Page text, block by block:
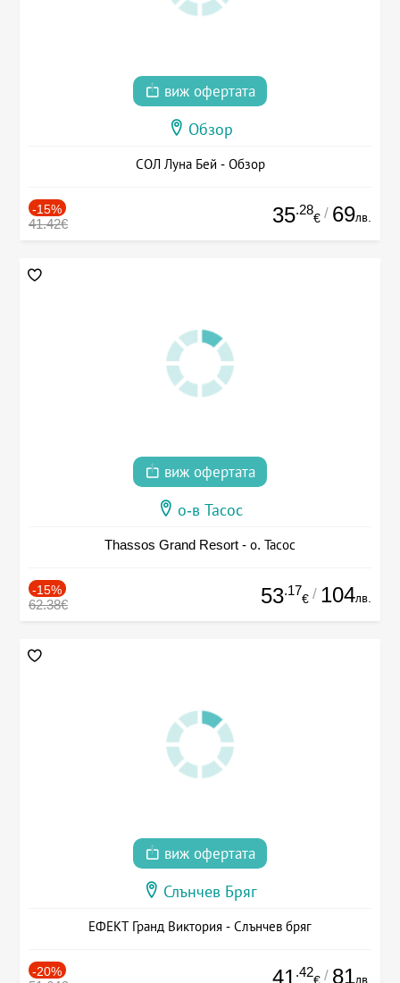
виж офертата
Обзор
СОЛ Луна Бей - Обзор
-15%
41.42€ 35.28
€ / 69лв.
виж офертата
о-в Тасос
Thassos Grand Resort - о. Тасос
-15%
62.38€ 53.17
€ / 104лв.
виж офертата
Слънчев Бряг
ЕФЕКТ Гранд Виктория - Слънчев бряг
-20% 41.42 / 81лв.